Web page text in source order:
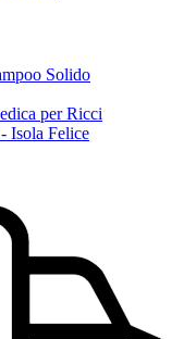
Solido
per Ricci
Isola Felice